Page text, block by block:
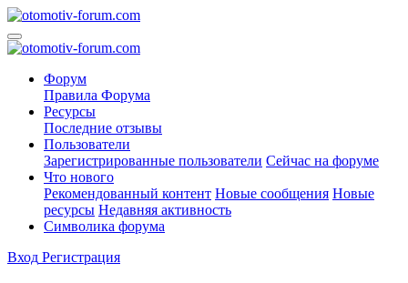
Форум
Правила Форума
Ресурсы
Последние отзывы
Пользователи
Зарегистрированные пользователи Сейчас на форуме
Что нового
Рекомендованный контент Новые сообщения Новые
ресурсы Недавняя активность
Символика форума
Вход Регистрация